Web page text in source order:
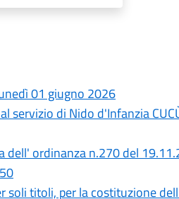
01 giugno 2026
servizio di Nido d'Infanzia
dell' ordinanza n.270 del
soli titoli, per la costituzione